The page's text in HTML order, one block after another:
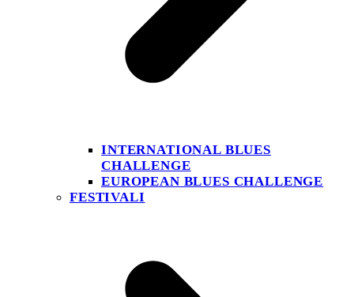
INTERNATIONAL BLUES
CHALLENGE
EUROPEAN BLUES CHALLENGE
FESTIVALI